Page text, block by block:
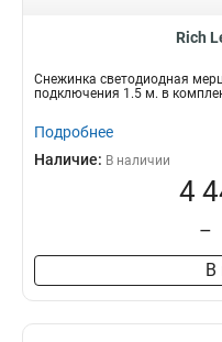
Rich
Снежинка светодиодная
подключения 1.5 м. в
Подробнее
Наличие: В наличии
4
–
В